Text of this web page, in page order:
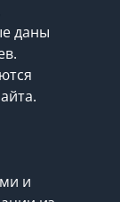
даны
и